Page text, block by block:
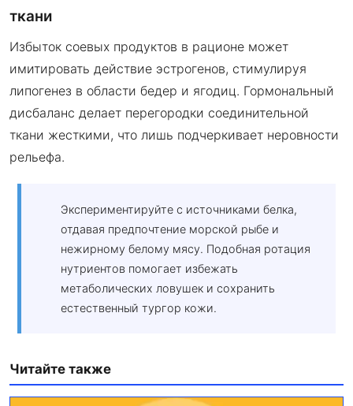
ткани
Избыток соевых продуктов в рационе может
имитировать действие эстрогенов, стимулируя
липогенез в области бедер и ягодиц. Гормональный
дисбаланс делает перегородки соединительной
ткани жесткими, что лишь подчеркивает неровности
рельефа.
Экспериментируйте с источниками белка,
отдавая предпочтение морской рыбе и
нежирному белому мясу. Подобная ротация
нутриентов помогает избежать
метаболических ловушек и сохранить
естественный тургор кожи.
Читайте также